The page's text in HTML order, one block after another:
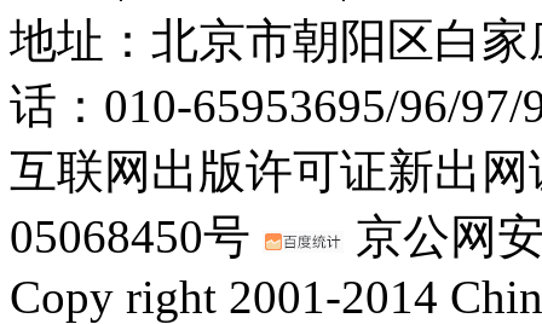
地址：北京市朝阳区白
话：010-65953695/96/
互联网出版许可证新出
05068450号
京公网
Copy right 2001-2014